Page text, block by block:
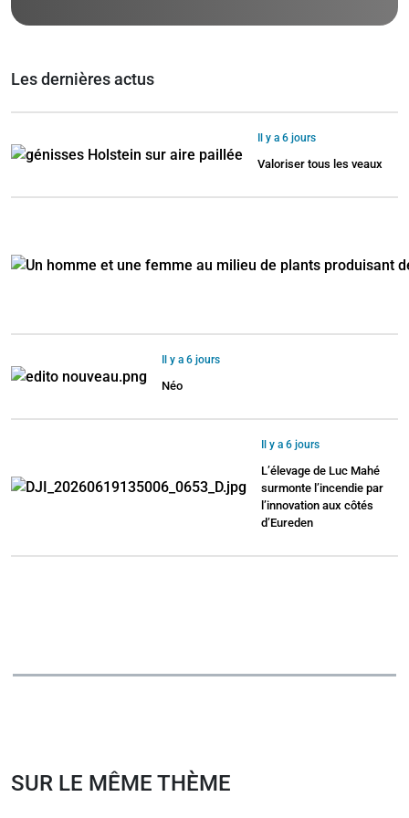
Les dernières actus
Il y a 6 jours
Valoriser tous les veaux
Il y a 6 jours
Néo
Il y a 6 jours
L’élevage de Luc Mahé
surmonte l’incendie par
l’innovation aux côtés
d’Eureden
SUR LE MÊME THÈME